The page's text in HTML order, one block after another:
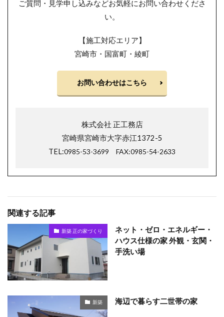
ご質問・見学申し込みなどお気軽にお問い合わせくださ
い。
【施工対応エリア】
宮崎市・国富町・綾町
お問い合わせはこちら
株式会社 正工務店
宮崎県宮崎市大字赤江1372-5
TEL:0985-53-3699 FAX:0985-54-2633
関連する記事
新築 正の家づくり
ネット・ゼロ・エネルギー・
ハウス仕様の家 外観・玄関・
手洗い場
新築 海辺で暮らす二世帯の家